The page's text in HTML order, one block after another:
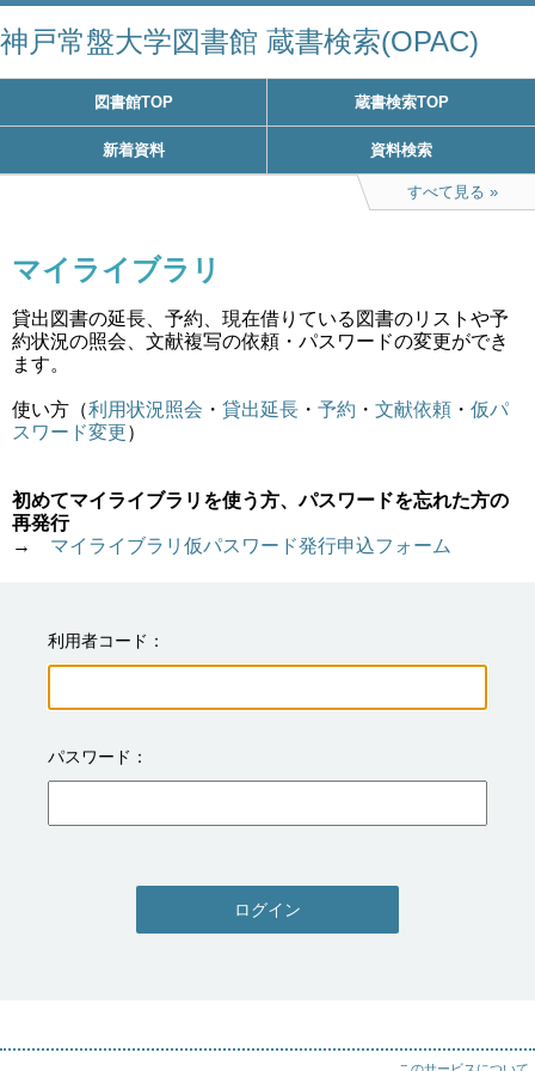
神戸常盤大学図書館 蔵書検索(OPAC)
図書館TOP 蔵書検索TOP
新着資料 資料検索
すべて見る
マイライブラリ
貸出図書の延長、予約、現在借りている図書のリストや予
約状況の照会、文献複写の依頼・パスワードの変更ができ
ます。
使い方（利用状況照会 ・ 貸出延長 ・ 予約 ・ 文献依頼 ・ 仮パ
スワード変更）
初めてマイライブラリを使う方、パスワードを忘れた方の
再発行
→ マイライブラリ仮パスワード発行申込フォーム
利用者コード
パスワード
ログイン